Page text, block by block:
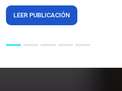
LEER PUBLICACIÓN